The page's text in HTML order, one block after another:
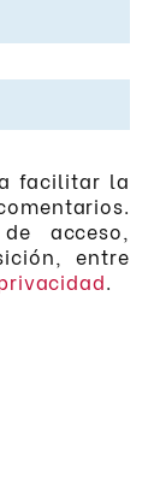
facilitar la
acceso,
entre
.